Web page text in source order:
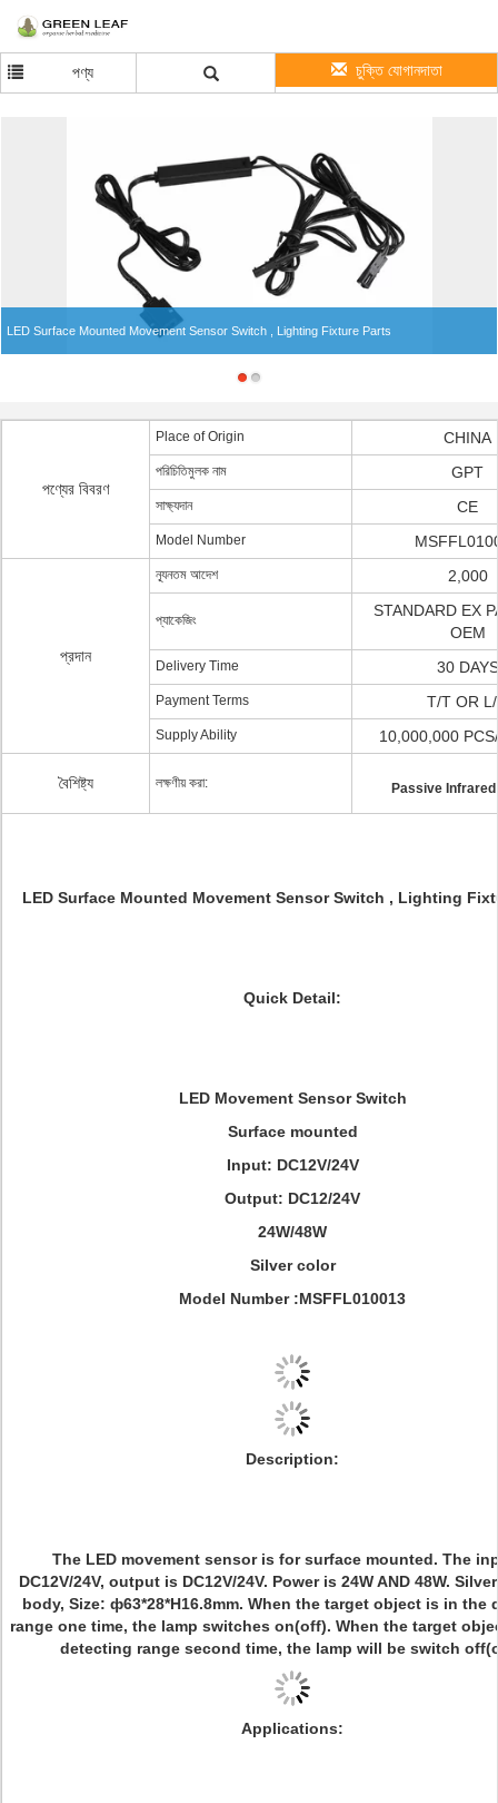
পণ্য চুক্তি যোগানদাতা
LED Surface Mounted Movement Sensor Switch , Lighting Fixture Parts
পণ্যের বিবরণ
Place of Origin CHINA
পরিচিতিমুলক নাম GPT
সাক্ষ্যদান CE
Model Number
প্রদান
ন্যূনতম আদেশ 2,000
প্যাকেজিং
STANDARD EX
OEM
Delivery Time 30 DAYS
Payment Terms T/T OR
Supply Ability 10,000,000
বৈশিষ্ট্য লক্ষণীয় করা: Passive
LED Surface Mounted Movement Sensor Switch , Lighting
Quick Detail:
LED Movement Sensor Switch
Surface mounted
Input: DC12V/24V
Output: DC12/24V
24W/48W
Silver color
Model Number :MSFFL010013
Description:
The LED movement sensor is for surface mounted. The
DC12V/24V, output is DC12V/24V. Power is 24W AND 48W.
body, Size: ф63*28*H16.8mm. When the target object is in the
range one time, the lamp switches on(off). When the target
detecting range second time, the lamp will be switch
Applications: